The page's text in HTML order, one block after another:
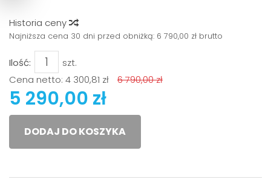
Historia ceny
Najniższa cena 30 dni przed obniżką: 6 790,00 zł brutto
Ilość:
szt.
Cena netto: 4 300,81 zł 6 790,00 zł
5 290,00 zł
DODAJ DO KOSZYKA